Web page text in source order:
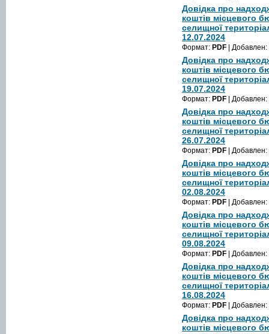
Довідка про
коштів місцевого
селищної
12.07.2024
Формат: PDF | Добавлен:
Довідка про
коштів місцевого
селищної
19.07.2024
Формат: PDF | Добавлен:
Довідка про
коштів місцевого
селищної
26.07.2024
Формат: PDF | Добавлен:
Довідка про
коштів місцевого
селищної
02.08.2024
Формат: PDF | Добавлен:
Довідка про
коштів місцевого
селищної
09.08.2024
Формат: PDF | Добавлен:
Довідка про
коштів місцевого
селищної
16.08.2024
Формат: PDF | Добавлен:
Довідка про
коштів місцевого